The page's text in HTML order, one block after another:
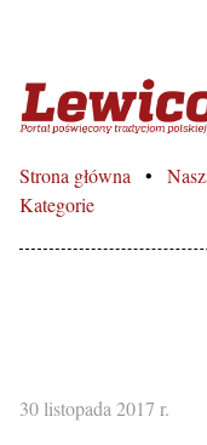
Strona główna
Kategorie
30 listopada 2017 r.